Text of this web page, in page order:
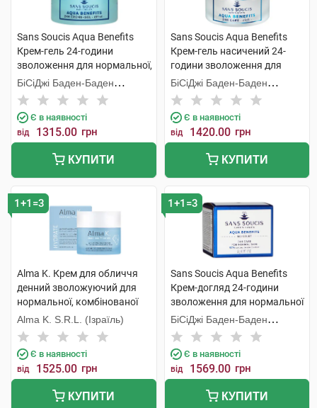
Sans Soucis Aqua Benefits
Крем-гель 24-години
зволоження для нормальної,
комбінованої шкіри 50 мл 1
банка
БіСіДжі Баден-Баден
Косметікс Груп Гмбх
Є в наявності
від 1315.00 грн
КУПИТИ
Sans Soucis Aqua Benefits
Крем-гель насичений 24-
години зволоження для
сухої шкіри 50 мл 1 банка
БіСіДжі Баден-Баден
Косметікс Груп Гмбх
Є в наявності
від 1420.00 грн
КУПИТИ
1+1=3
Alma K. Крем для обличчя
денний зволожуючий для
нормальної, комбінованої
шкіри 50 мл 1 банка
Alma K. S.R.L. (Ізраїль)
Є в наявності
від 1525.00 грн
КУПИТИ
1+1=3
Sans Soucis Aqua Benefits
Крем-догляд 24-години
зволоження для нормальної
шкіри 50 мл 1 банка
БіСіДжі Баден-Баден
Косметікс Груп Гмбх
Є в наявності
від 1569.00 грн
КУПИТИ